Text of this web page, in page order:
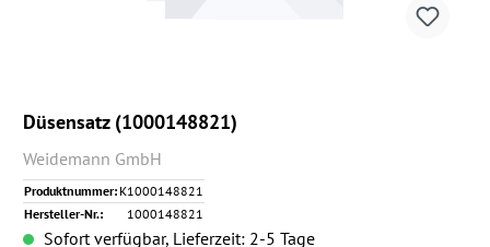
Düsensatz (1000148821)
Weidemann GmbH
Produktnummer: K1000148821
Hersteller-Nr.:
1000148821
Sofort verfügbar, Lieferzeit: 2-5 Tage